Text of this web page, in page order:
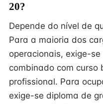
20?
Depende do nível de
Para a maioria dos
operacionais, exige-
combinado com curso
profissional. Para
exige-se diploma de